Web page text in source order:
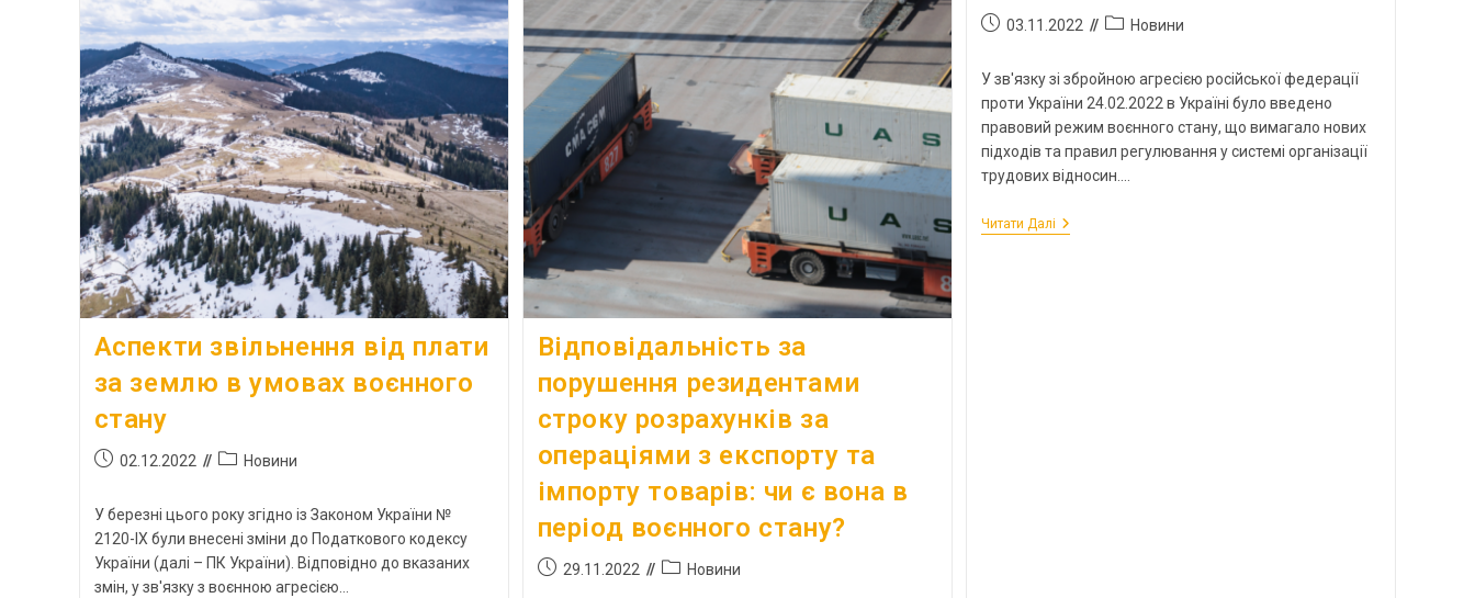
Аспекти звільнення від плати
за землю в умовах воєнного
стану
02.12.2022 Новини
У березні цього року згідно із Законом України №
2120-IX були внесені зміни до Податкового кодексу
України (далі – ПК України). Відповідно до вказаних
змін, у зв'язку з воєнною агресією…
Відповідальність за
порушення резидентами
строку розрахунків за
операціями з експорту та
імпорту товарів: чи є вона в
період воєнного стану?
29.11.2022 Новини
03.11.2022 Новини
У зв'язку зі збройною агресією російської федерації
проти України 24.02.2022 в Україні було введено
правовий режим воєнного стану, що вимагало нових
підходів та правил регулювання у системі організації
трудових відносин.…
Читати Далі